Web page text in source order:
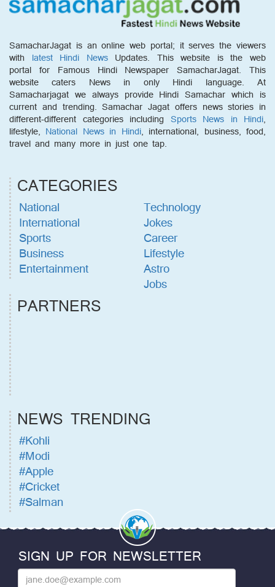
SamacharJagat is an online web portal; it serves the viewers
with latest Hindi NewsUpdates. This website is the web
portal for Famous Hindi Newspaper SamacharJagat. This
website caters News in only Hindi language. At
Samacharjagat we always provide Hindi Samachar which is
current and trending. Samachar Jagat offers news stories in
different-different categories including Sports News in Hindi,
lifestyle, National News in Hindi, international, business, food,
travel and many more in just one tap.
CATEGORIES
National
International
Sports
Business
Entertainment
Technology
Jokes
Career
Lifestyle
Astro
Jobs
PARTNERS
NEWS TRENDING
#Kohli
#Modi
#Apple
#Cricket
#Salman
SIGN UP FOR NEWSLETTER